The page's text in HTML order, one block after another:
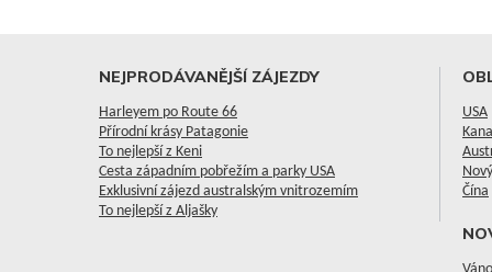
NEJPRODÁVANĚJŠÍ ZÁJEZDY
Harleyem po Route 66
Přírodní krásy Patagonie
To nejlepší z Keni
Cesta západním pobřežím a parky USA
Exklusivní zájezd australským vnitrozemím
To nejlepší z Aljašky
USA
Čína